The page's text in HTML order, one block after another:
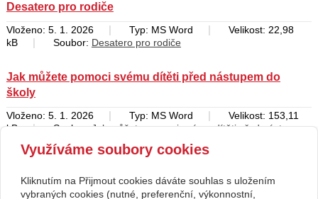
Desatero pro rodiče
Vloženo: 5. 1. 2026 | Typ: MS Word |
Velikost: 22,98
kB
| Soubor: Desatero pro rodiče
Jak můžete pomoci svému dítěti před nástupem do
školy
Vloženo: 5. 1. 2026 | Typ: MS Word |
Velikost: 153,11
kB
| Soubor:Jak můžete pomoci svému dítěti před nástupem
Copyright © 2026 Základní škola, Korytná, okres Uherské Hradiště, příspěvková
Využíváme soubory cookies
Kliknutím na Přijmout cookies dáváte souhlas s uložením
vybraných cookies (nutné, preferenční, výkonnostní,